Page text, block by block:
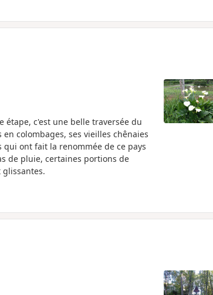
étape, c'est une belle traversée du
colombages, ses vieilles chênaies
ont fait la renommée de ce pays
de pluie, certaines portions de